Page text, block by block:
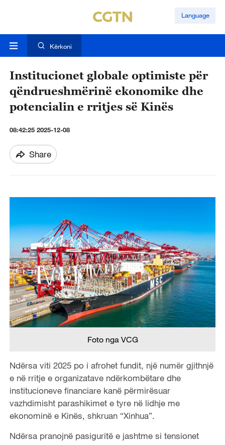
Language
Kërkoni
Institucionet globale optimiste për
qëndrueshmërinë ekonomike dhe
potencialin e rritjes së Kinës
08:42:25 2025-12-08
Share
Foto nga VCG
Ndërsa viti 2025 po i afrohet fundit, një numër gjithnjë
e në rritje e organizatave ndërkombëtare dhe
institucioneve financiare kanë përmirësuar
vazhdimisht parashikimet e tyre në lidhje me
ekonominë e Kinës, shkruan “Xinhua”.
Ndërsa pranojnë pasiguritë e jashtme si tensionet